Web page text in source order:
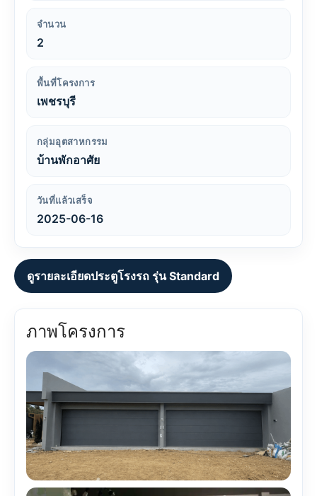
จำนวน
2
พื้นที่โครงการ
เพชรบุรี
กลุ่มอุตสาหกรรม
บ้านพักอาศัย
วันที่แล้วเสร็จ
2025-06-16
ดูรายละเอียดประตูโรงรถ รุ่น Standard
ภาพโครงการ